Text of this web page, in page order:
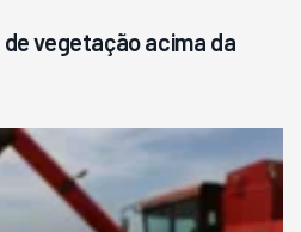
vegetação acima da